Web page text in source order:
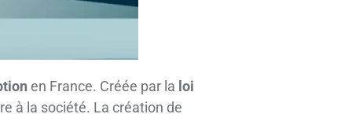
en France. Créée par la loi
à la société. La création de